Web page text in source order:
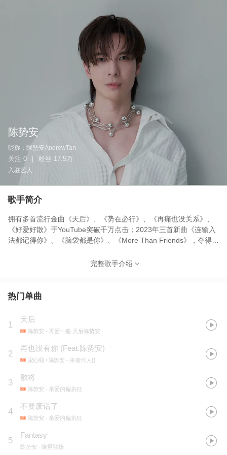
陈势安
昵称： 陳勢安AndrewTan
关注 0 粉丝 17.5万
入驻艺人
歌手简介
拥有多首流行金曲《天后》、《势在必行》、《再痛也没关系》、
《好爱好散》于YouTube突破千万点击；2023年三首新曲《连输入
法都记得你》、《脑袋都是你》、《More Than Friends》，夺得华
并举办首场个人演唱会《连输入法都记得你》2024/03/12发行专辑
军
完整歌手介绍
热门单曲
1
天后
陈势安 - 再爱一遍‧天后陈势安
2
再也没有你 (Feat.陈势安)
梁心颐 / 陈势安 - 来者何人{}
3
败将
陈势安 - 亲爱的偏执狂
4
不要废话了
陈势安 - 亲爱的偏执狂
5
Fantasy
陈势安 - 隆重登场